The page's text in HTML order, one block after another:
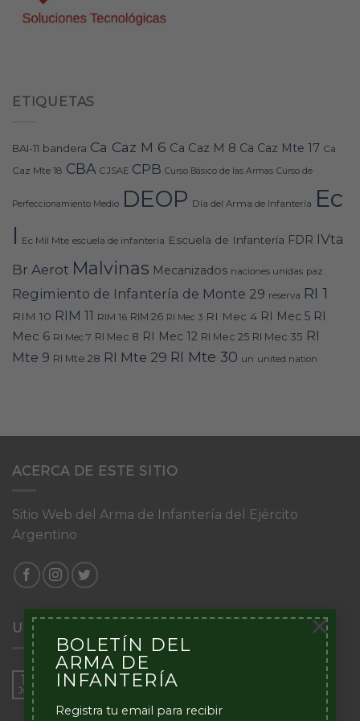
BOLETÍN DEL
ARMA DE
INFANTERÍA
Registra tu email para recibir
×
ETIQUETAS
BAI-11 bandera Ca Caz M 6 Ca Caz M 8 Ca Caz Mte 17 Ca
Caz Mte 18 CBA CJSAE CPB Curso Básico de las Armas Curso de
Perfeccionamiento Medio DEOP Día del Arma de Infantería Ec
I Ec Mil Mte escuela de infanteria Escuela de Infantería FDR IVta
Br Aerot Malvinas Mecanizados naciones unidas paz
Regimiento de Infantería de Monte 29 reserva RI 1
RIM 10 RIM 11 RIM 16 RIM 26 RI Mec 3 RI Mec 4 RI Mec 5 RI
Mec 6 RI Mec 7 RI Mec 8 RI Mec 12 RI Mec 25 RI Mec 35 RI
Mte 9 RI Mte 28 RI Mte 29 RI Mte 30 un united nation
ACERCA DE ESTE SITIO
Sitio Web del Arma de Infantería del Ejército
Argentino
ULTIMAS NOTICIAS
16
Jun
Torneo de Patrullas de Infantería
Comentarios desactivadosen